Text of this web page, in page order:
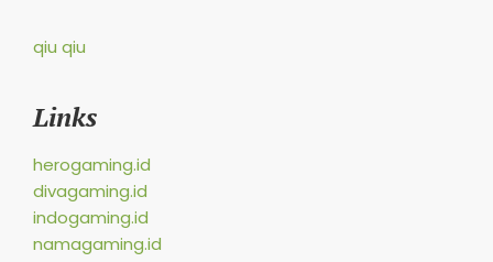
qiu qiu
Links
herogaming.id
divagaming.id
indogaming.id
namagaming.id